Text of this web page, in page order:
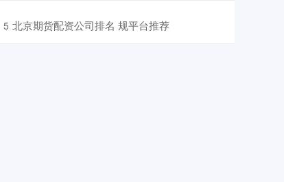
5 ​北京期货配资公司排名 规平台推荐